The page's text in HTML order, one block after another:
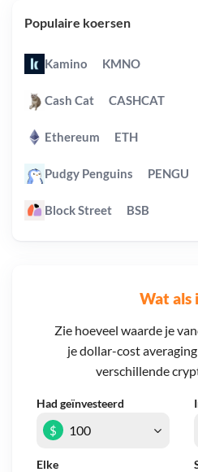
Wat als
Zie hoeveel waarde je
je dollar-cost
verschillende
Had geïnvesteerd
Elke
$
Populaire koersen
Kamino KMNO
Cash Cat CASHCAT
Ethereum ETH
Pudgy Penguins PENGU
Block Street BSB